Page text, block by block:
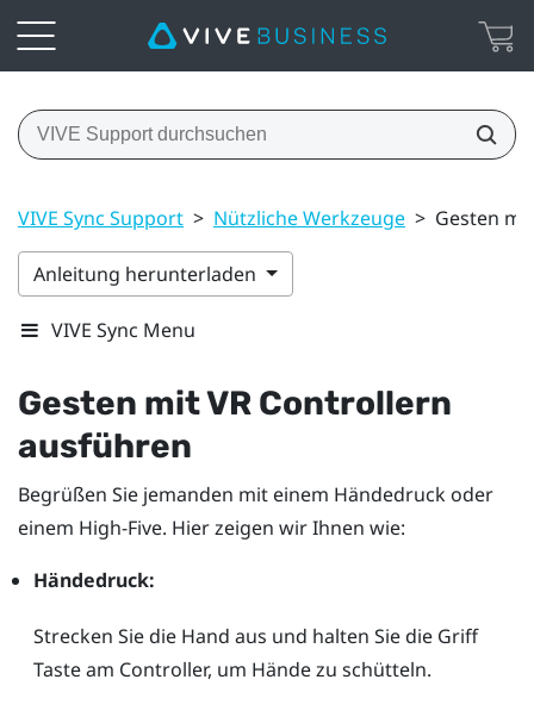
VIVE Sync Support > Nützliche Werkzeuge > Gesten
Anleitung herunterladen
VIVE Sync Menu
Gesten mit VR Controllern
ausführen
Begrüßen Sie jemanden mit einem Händedruck oder
einem High-Five. Hier zeigen wir Ihnen wie:
Händedruck:
Strecken Sie die Hand aus und halten Sie die Griff
Taste am Controller, um Hände zu schütteln.